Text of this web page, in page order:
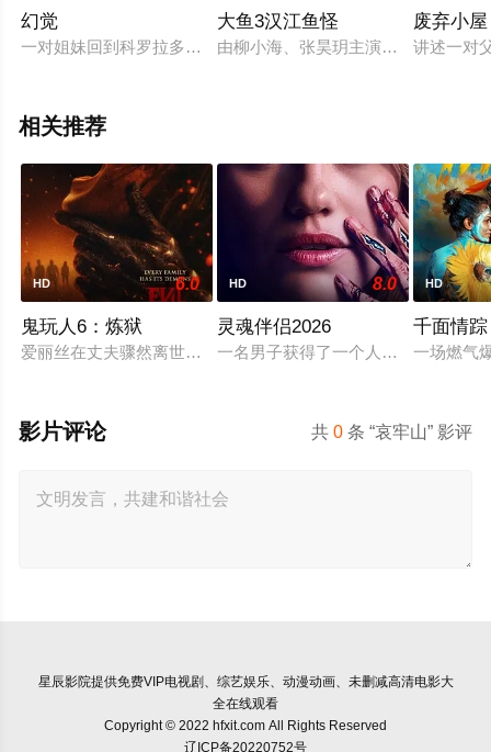
幻觉
一对姐妹回到科罗拉多的家乡小镇，发现镇上所有人都死光了
大鱼3汉江鱼怪
由柳小海、张昊玥主演的电影《大鱼
废弃小屋
讲述一对
相关推荐
HD 6.0
鬼玩人6：炼狱
爱丽丝在丈夫骤然离世后深陷悲痛，受邀前往公婆的乡间庄园
HD 8.0
灵魂伴侣2026
一名男子获得了一个人工智能机器人
HD
千面情踪
一场燃气
共0 条 “哀牢山” 影评
影片评论
星辰影院提供免费VIP电视剧、综艺娱乐、动漫动画、未删减高清电影大
全在线观看
Copyright © 2022 hfxit.com All Rights Reserved
辽ICP备20220752号